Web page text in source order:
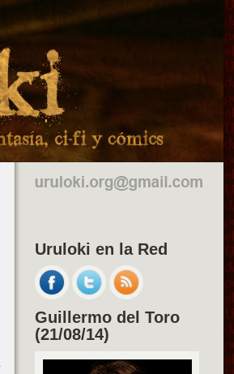
Uruloki en la Red
Guillermo del Toro
(21/08/14)